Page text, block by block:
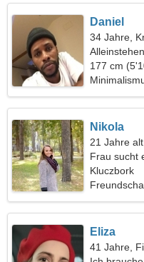
Daniel
34 Jahre,
177 cm
Nikola
21 Jahre
Frau sucht
Kluczbork
Eliza
41 Jahre,